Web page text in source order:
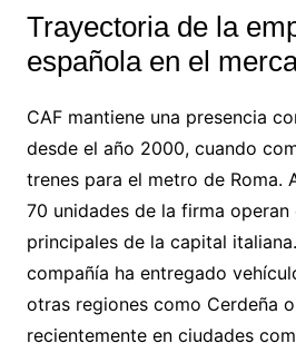
Trayectoria de la
española en el
CAF mantiene una presencia
desde el año 2000, cuando
trenes para el metro de Roma.
70 unidades de la firma operan
principales de la capital
compañía ha entregado
otras regiones como Cerdeña
recientemente en ciudades